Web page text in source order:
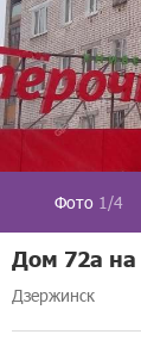
Фото 1/4
Дом 72а на
Дзержинск